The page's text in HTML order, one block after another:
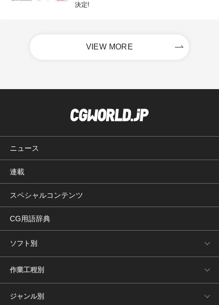
決定!
VIEW MORE
ニュース
連載
スペシャルコンテンツ
CG用語辞典
ソフト別
作業工程別
ジャンル別